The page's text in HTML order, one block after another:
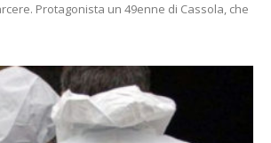
Protagonista un 49enne di Cassola, che